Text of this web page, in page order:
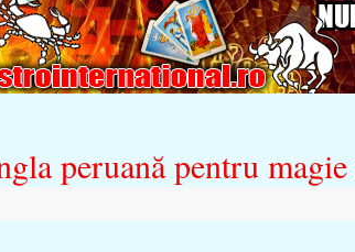
peruană pentru magie